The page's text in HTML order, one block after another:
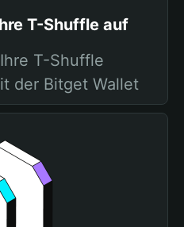
T-Shuffle auf
T-Shuffle
der Bitget Wallet